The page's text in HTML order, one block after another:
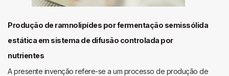
Produção de ramnolipídes por fermentação semissólida
estática em sistema de difusão controlada por
nutrientes
A presente invenção refere-se a um processo de produção de